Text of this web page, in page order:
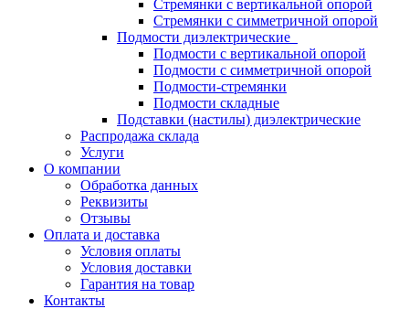
Стремянки с вертикальной опорой
Стремянки с симметричной опорой
Подмости диэлектрические
Подмости с вертикальной опорой
Подмости с симметричной опорой
Подмости-стремянки
Подмости складные
Подставки (настилы) диэлектрические
Распродажа склада
Услуги
О компании
Обработка данных
Реквизиты
Отзывы
Оплата и доставка
Условия оплаты
Условия доставки
Гарантия на товар
Контакты